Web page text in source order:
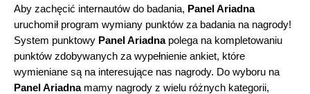
Aby zachęcić internautów do badania, Panel Ariadna
uruchomił program wymiany punktów za badania na nagrody!
System punktowy Panel Ariadna polega na kompletowaniu
punktów zdobywanych za wypełnienie ankiet, które
Panel Ariadna mamy nagrody z wielu różnych kategorii,